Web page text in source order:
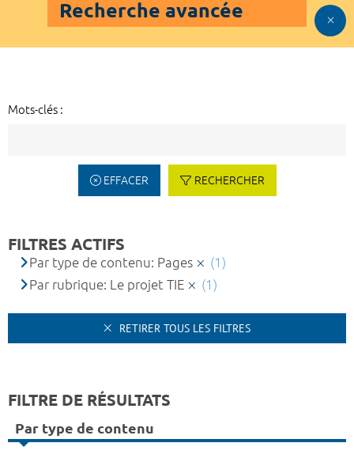
Recherche avancée
Mots-clés :
EFFACER RECHERCHER
FILTRES ACTIFS
Par type de contenu: Pages
(1)
Par rubrique: Le projet TIE
(1)
RETIRER TOUS LES FILTRES
FILTRE DE RÉSULTATS
Par type de contenu